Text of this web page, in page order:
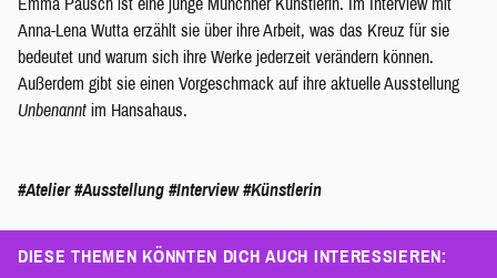
Anna-Lena Wutta erzählt sie über ihre Arbeit, was das Kreuz für sie
bedeutet und warum sich ihre Werke jederzeit verändern können.
Außerdem gibt sie einen Vorgeschmack auf ihre aktuelle Ausstellung
Unbenannt im Hansahaus.
#Atelier #Ausstellung #Interview #Künstlerin
DIESE THEMEN KÖNNTEN DICH AUCH INTERESSIEREN: